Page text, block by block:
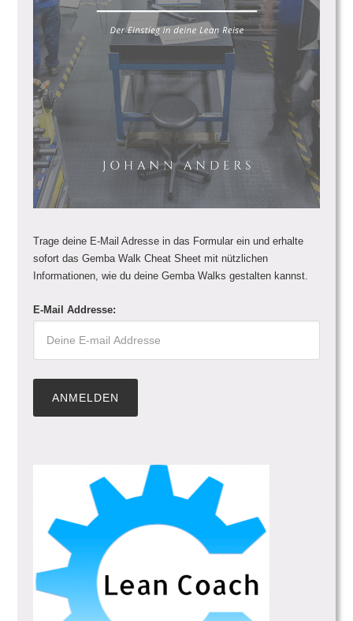
Trage deine E-Mail Adresse in das Formular ein und erhalte
sofort das Gemba Walk Cheat Sheet mit nützlichen
Informationen, wie du deine Gemba Walks gestalten kannst.
E-Mail Addresse: